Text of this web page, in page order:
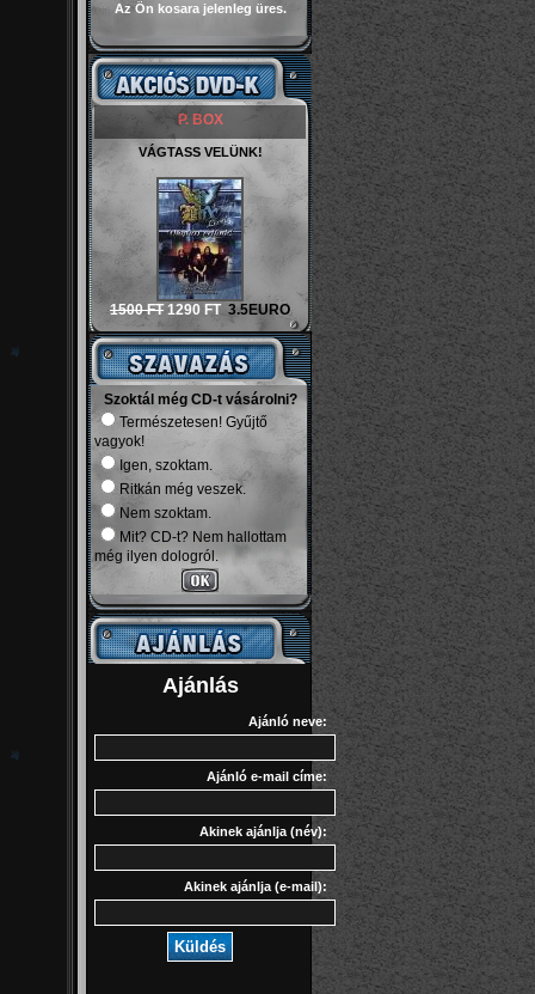
Az Ön kosara jelenleg üres.
P. BOX
VÁGTASS VELÜNK!
1500 FT 1290 FT 3.5EURO
Szoktál még CD-t vásárolni?
Természetesen! Gyűjtő
vagyok!
Igen, szoktam.
Ritkán még veszek.
Nem szoktam.
Mit? CD-t? Nem hallottam
még ilyen dologról.
Ajánlás
Ajánló neve:
Ajánló e-mail címe:
Akinek ajánlja (név):
Akinek ajánlja (e-mail):
Küldés